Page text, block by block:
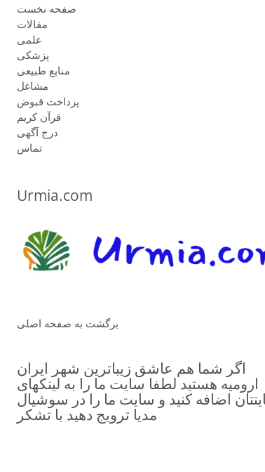
صفحه نخست
مقالات
علمی
پزشكى
منابع طبیعی
مشاغل
پرداخت قبوض
قرآن کریم
درج آگهی
تماس
Urmia.com
برگشت به صفحه اصلی
اگر شما هم عاشق زیباترین شهر ایران
ارومیه هستید لطفا سایت ما را به لینکهای
اضافه کنید و سایت ما را در سوشیال
مدیا ترویج دهید با تشکر